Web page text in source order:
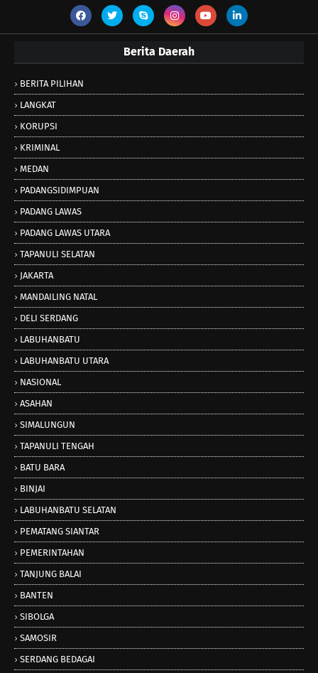
Berita Daerah
BERITA PILIHAN
LANGKAT
KORUPSI
KRIMINAL
MEDAN
PADANGSIDIMPUAN
PADANG LAWAS
PADANG LAWAS UTARA
TAPANULI SELATAN
JAKARTA
MANDAILING NATAL
DELI SERDANG
LABUHANBATU
LABUHANBATU UTARA
NASIONAL
ASAHAN
SIMALUNGUN
TAPANULI TENGAH
BATU BARA
BINJAI
LABUHANBATU SELATAN
PEMATANG SIANTAR
PEMERINTAHAN
TANJUNG BALAI
BANTEN
SIBOLGA
SAMOSIR
SERDANG BEDAGAI